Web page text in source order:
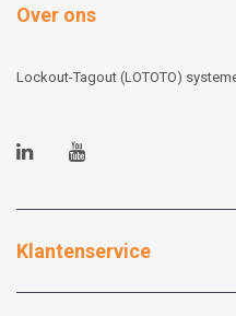
Over ons
Lockout-Tagout (LOTOTO)
Klantenservice